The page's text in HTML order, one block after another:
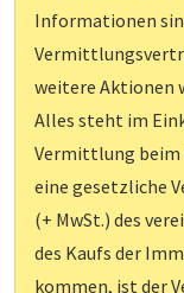
Informationen
weitere Aktionen
Alles steht im
Vermittlung beim
eine gesetzliche
(+ MwSt.) des
des Kaufs der
kommen, ist der